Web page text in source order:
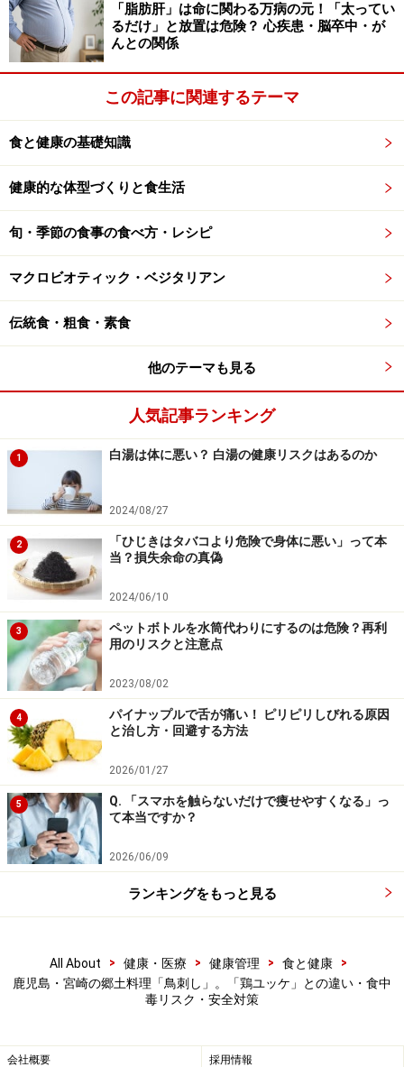
生鳥処理、解体された食鳥処理場の所在す
る都道府県名及び施設の名称
生食によるリスクに関する説明
(1) 一般的に食肉の生食は食中毒のリスク
があること
力の弱い人は食肉の生食を控えること
ています。
独自の厳重な管理に加え、このようなリスクの周知も行
った上で提供されているため、他県よりも安全性の高さ
が保たれているものと考えられます。一方で、鹿児島県
中毒リスクをゼロにすることはできません。
禁止されていない食品ではありますが、やはり食中毒の
観点から考えると、少なくとも厳格な基準のない地域
で、鳥刺しや鶏ユッケを食べるのは控えた方がよいでし
ょう。実際に、鶏肉の生食による食中毒事故は少なくあ
りません。提供する側も消費者も、危険性を十分に認識
することが大切です。
■参考
生食用食鳥肉の衛生対策（宮崎県）
生食用食鳥肉の衛生基準（鹿児島県）
鶏肉の生食はやめましょう（渋谷区）
※記事内容は執筆時点のものです。最新の内容をご確認くださ
い。
※当サイトにおける医師・医療従事者等による情報の提供は、診
断・治療行為ではありません。診断・治療を必要とする方は、適
切な医療機関での受診をおすすめいたします。記事内容は執筆者
個人の見解によるものであり、全ての方への有効性を保証するも
のではありません。当サイトで提供する情報に基づいて被ったい
かなる損害についても、当社、各ガイド、その他当社と契約した
情報提供者は一切の責任を負いかねます。
免責事項
「脂肪肝」は命に関わる万病の元！「太ってい
るだけ」と放置は危険？ 心疾患・脳卒中・が
んとの関係
この記事に関連するテーマ
食と健康の基礎知識
健康的な体型づくりと食生活
旬・季節の食事の食べ方・レシピ
マクロビオティック・ベジタリアン
伝統食・粗食・素食
他のテーマも見る
人気記事ランキング
1 白湯は体に悪い？ 白湯の健康リスクはあるのか
2024/08/27
2
「ひじきはタバコより危険で身体に悪い」って本
当？損失余命の真偽
2024/06/10
3
ペットボトルを水筒代わりにするのは危険？再利
用のリスクと注意点
2023/08/02
4
パイナップルで舌が痛い！ ピリピリしびれる原因
と治し方・回避する方法
2026/01/27
5
Q. 「スマホを触らないだけで痩せやすくなる」っ
て本当ですか？
2026/06/09
ランキングをもっと見る
All About > 健康・医療 > 健康管理 > 食と健康
>
鹿児島・宮崎の郷土料理「鳥刺し」。「鶏ユッケ」との違い・食中
毒リスク・安全対策
会社概要 採用情報